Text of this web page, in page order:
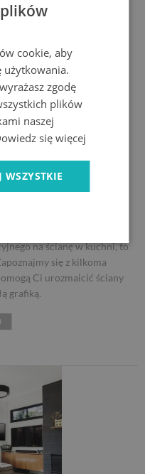
praktyczne porady i
na ścianę w kuchni, to
się z kilkoma
Ci urozmaicić ściany
grafiką.
cookie, aby
użytkowania.
zgodę
plików
naszej
się więcej
WSZYSTKIE